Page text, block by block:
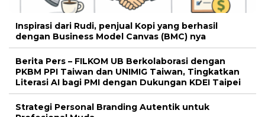
Inspirasi dari Rudi, penjual Kopi yang berhasil
dengan Business Model Canvas (BMC) nya
Berita Pers – FILKOM UB Berkolaborasi dengan
PKBM PPI Taiwan dan UNIMIG Taiwan, Tingkatkan
Literasi AI bagi PMI dengan Dukungan KDEI Taipei
Strategi Personal Branding Autentik untuk